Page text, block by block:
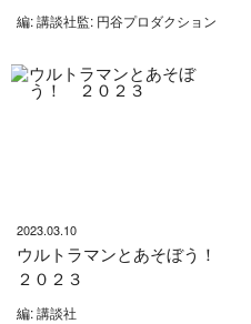
編: 講談社監: 円谷プロダクション
2023.03.10
ウルトラマンとあそぼう！
２０２３
編: 講談社